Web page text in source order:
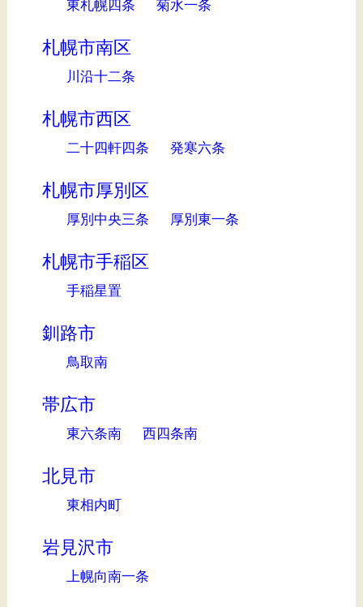
東札幌四条 菊水一条
札幌市南区
川沿十二条
札幌市西区
二十四軒四条 発寒六条
札幌市厚別区
厚別中央三条 厚別東一条
札幌市手稲区
手稲星置
釧路市
鳥取南
帯広市
東六条南 西四条南
北見市
東相内町
岩見沢市
上幌向南一条